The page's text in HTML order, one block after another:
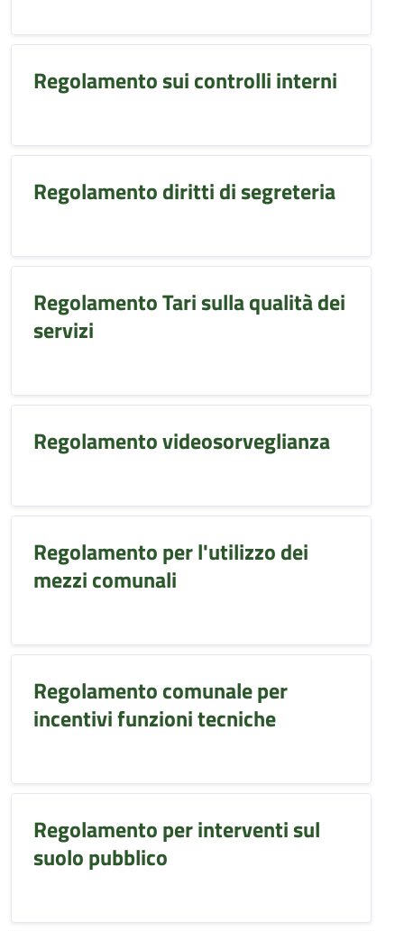
Regolamento sui controlli interni
Regolamento diritti di segreteria
Regolamento Tari sulla qualità dei
servizi
Regolamento videosorveglianza
Regolamento per l'utilizzo dei
mezzi comunali
Regolamento comunale per
incentivi funzioni tecniche
Regolamento per interventi sul
suolo pubblico